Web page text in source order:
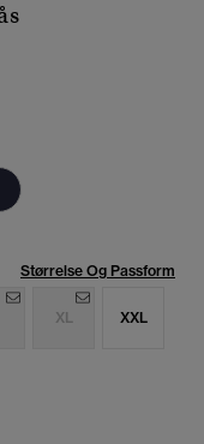
Størrelse Og Passform
XL XXL